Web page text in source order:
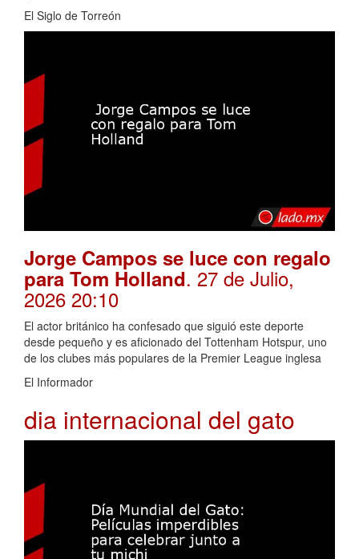
El Siglo de Torreón
Jorge Campos se luce con regalo
para Tom Holland. 27 de Julio,
2026 20:10
El actor británico ha confesado que siguió este deporte
desde pequeño y es aficionado del Tottenham Hotspur, uno
de los clubes más populares de la Premier League inglesa
El Informador
dia internacional del gato